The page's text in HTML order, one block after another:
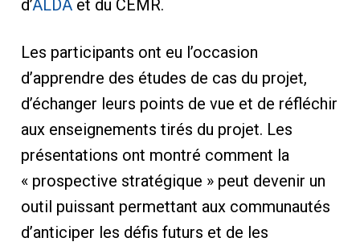
d’ALDAet du CEMR.
Les participants ont eu l’occasion
d’apprendre des études de cas du projet,
d’échanger leurs points de vue et de réfléchir
aux enseignements tirés du projet. Les
présentations ont montré comment la
« prospective stratégique » peut devenir un
outil puissant permettant aux communautés
d’anticiper les défis futurs et de les